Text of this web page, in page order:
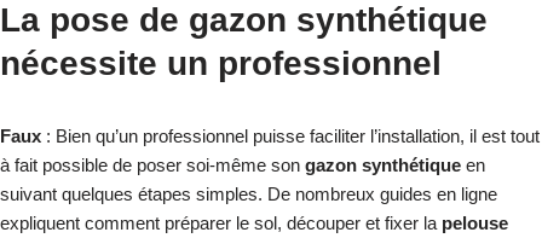
La pose de gazon synthétique
nécessite un professionnel
Faux : Bien qu’un professionnel puisse faciliter l’installation, il est tout
à fait possible de poser soi-même son gazon synthétique en
suivant quelques étapes simples. De nombreux guides en ligne
expliquent comment préparer le sol, découper et fixer la pelouse